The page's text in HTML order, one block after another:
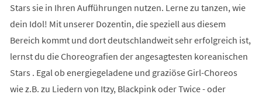
Stars sie in Ihren Aufführungen nutzen. Lerne zu tanzen, wie
dein Idol! Mit unserer Dozentin, die speziell aus diesem
Bereich kommt und dort deutschlandweit sehr erfolgreich ist,
lernst du die Choreografien der angesagtesten koreanischen
Stars . Egal ob energiegeladene und graziöse Girl-Choreos
wie z.B. zu Liedern von Itzy, Blackpink oder Twice - oder